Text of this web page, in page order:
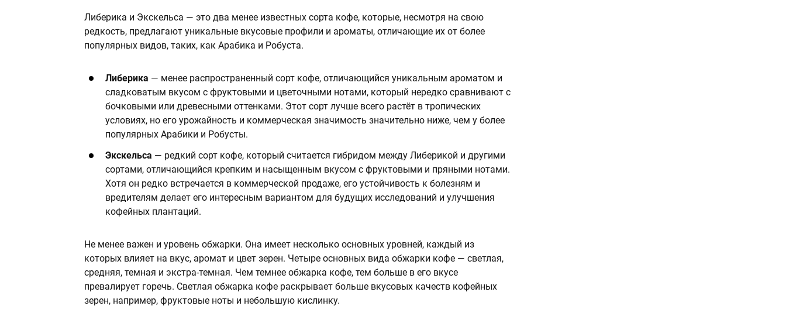
Либерика и Экскельса — это два менее известных сорта кофе, которые, несмотря на свою
редкость, предлагают уникальные вкусовые профили и ароматы, отличающие их от более
популярных видов, таких, как Арабика и Робуста.
Либерика — менее распространенный сорт кофе, отличающийся уникальным ароматом и
сладковатым вкусом с фруктовыми и цветочными нотами, который нередко сравнивают с
бочковыми или древесными оттенками. Этот сорт лучше всего растёт в тропических
условиях, но его урожайность и коммерческая значимость значительно ниже, чем у более
популярных Арабики и Робусты.
Экскельса — редкий сорт кофе, который считается гибридом между Либерикой и другими
сортами, отличающийся крепким и насыщенным вкусом с фруктовыми и пряными нотами.
Хотя он редко встречается в коммерческой продаже, его устойчивость к болезням и
вредителям делает его интересным вариантом для будущих исследований и улучшения
кофейных плантаций.
Не менее важен и уровень обжарки. Она имеет несколько основных уровней, каждый из
которых влияет на вкус, аромат и цвет зерен. Четыре основных вида обжарки кофе — светлая,
средняя, темная и экстра-темная. Чем темнее обжарка кофе, тем больше в его вкусе
превалирует горечь. Светлая обжарка кофе раскрывает больше вкусовых качеств кофейных
зерен, например, фруктовые ноты и небольшую кислинку.